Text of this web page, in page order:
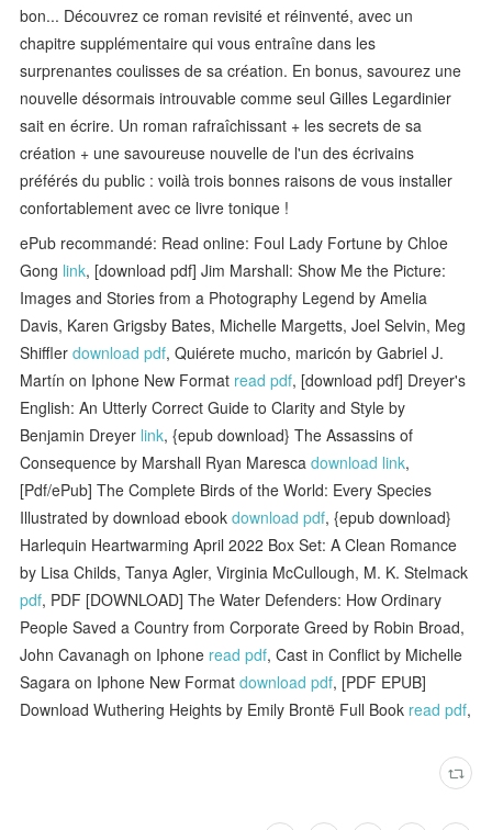
bon... Découvrez ce roman revisité et réinventé, avec un
chapitre supplémentaire qui vous entraîne dans les
surprenantes coulisses de sa création. En bonus, savourez une
nouvelle désormais introuvable comme seul Gilles Legardinier
sait en écrire. Un roman rafraîchissant + les secrets de sa
création + une savoureuse nouvelle de l'un des écrivains
préférés du public : voilà trois bonnes raisons de vous installer
confortablement avec ce livre tonique !
ePub recommandé: Read online: Foul Lady Fortune by Chloe
Gong link, [download pdf] Jim Marshall: Show Me the Picture:
Images and Stories from a Photography Legend by Amelia
Davis, Karen Grigsby Bates, Michelle Margetts, Joel Selvin, Meg
Shifflerdownload pdf, Quiérete mucho, maricón by Gabriel J.
Martín on Iphone New Format read pdf, [download pdf] Dreyer's
English: An Utterly Correct Guide to Clarity and Style by
Benjamin Dreyer link, {epub download} The Assassins of
Consequence by Marshall Ryan Marescadownload link,
[Pdf/ePub] The Complete Birds of the World: Every Species
Illustrated by download ebookdownload pdf, {epub download}
Harlequin Heartwarming April 2022 Box Set: A Clean Romance
by Lisa Childs, Tanya Agler, Virginia McCullough, M. K. Stelmack
pdf, PDF [DOWNLOAD] The Water Defenders: How Ordinary
People Saved a Country from Corporate Greed by Robin Broad,
John Cavanagh on Iphone read pdf, Cast in Conflict by Michelle
Sagara on Iphone New Formatdownload pdf, [PDF EPUB]
Download Wuthering Heights by Emily Brontë Full Book read pdf,